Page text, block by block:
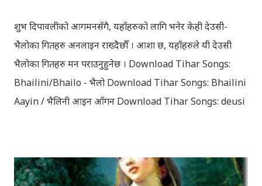
शुभ दिपावलीको आगमनसँगै, यहाँहरुको लागि भनेर केही देउसी-
भैलोका गितहरु अनलाइन राख्दैछौँ । आशा छ, यहाँहरुले यी देउसी
भैलोका गितहरु मन पराउनुहुनेछ । Download Tihar Songs:
Bhailini/Bhailo - भैलो Download Tihar Songs: Bhailini
Aayin / भैलिनी आइन आँगन Download Tihar Songs: deusi
Songs: diyo baali sanjh ko / दियो बाली साँझ को
Download: Tihar Dhun (Deusi,Bhailo)/ तिहार धुन(देउसी